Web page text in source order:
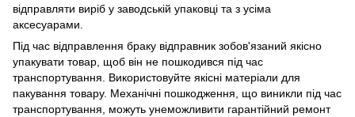
відправляти виріб у заводській упаковці та з усіма
аксесуарами.
Під час відправлення браку відправник зобов'язаний якісно
упакувати товар, щоб він не пошкодився під час
транспортування. Використовуйте якісні матеріали для
пакування товару. Механічні пошкодження, що виникли під час
транспортування, можуть унеможливити гарантійний ремонт